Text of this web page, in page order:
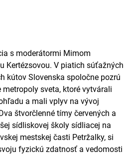
s moderátormi Mimom
Kertézsovou. V piatich súťažných
kútov Slovenska spoločne pozrú
sveta, ktoré vytvárali
a mali vplyv na vývoj
štvorčlenné tímy červených a
sídliskovej školy sídliacej na
mestskej časti Petržalky, si
fyzickú zdatnosť a vedomosti